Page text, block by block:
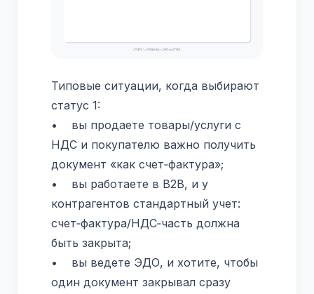
Типовые ситуации, когда выбирают
статус 1:
• вы продаете товары/услуги с
НДС и покупателю важно получить
документ «как счет‑фактура»;
• вы работаете в B2B, и у
контрагентов стандартный учет:
счет‑фактура/НДС‑часть должна
быть закрыта;
• вы ведете ЭДО, и хотите, чтобы
один документ закрывал сразу